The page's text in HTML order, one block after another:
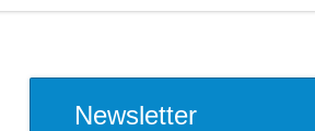
Newsletter